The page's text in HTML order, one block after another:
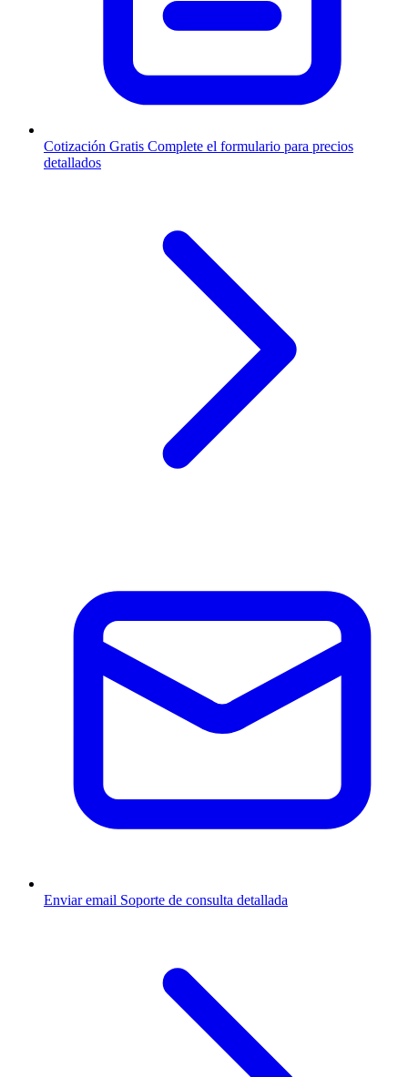
Cotización Gratis Complete el formulario para precios
detallados
Enviar email Soporte de consulta detallada